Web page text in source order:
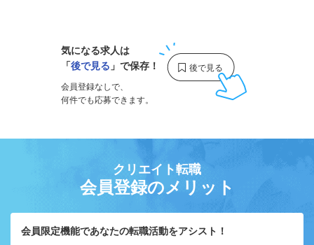
気になる求人は
「後で見る 」で保存！
会員登録なしで、
何件でも応募できます。
クリエイト転職
会員登録のメリット
会員限定機能であなたの転職活動をアシスト！